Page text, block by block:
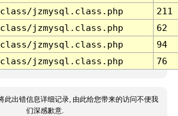
jzmysql.class.php
211
jzmysql.class.php
62
jzmysql.class.php
94
jzmysql.class.php 76
此出错信息详细记录, 由此给您带来的访问不便我
们深感歉意.